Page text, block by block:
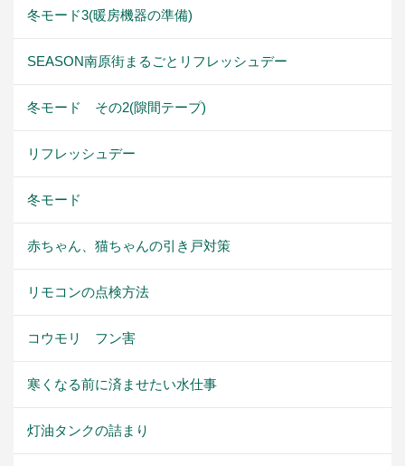
冬モード3(暖房機器の準備)
SEASON南原街まるごとリフレッシュデー
冬モード その2(隙間テープ)
リフレッシュデー
冬モード
赤ちゃん、猫ちゃんの引き戸対策
リモコンの点検方法
コウモリ フン害
寒くなる前に済ませたい水仕事
灯油タンクの詰まり